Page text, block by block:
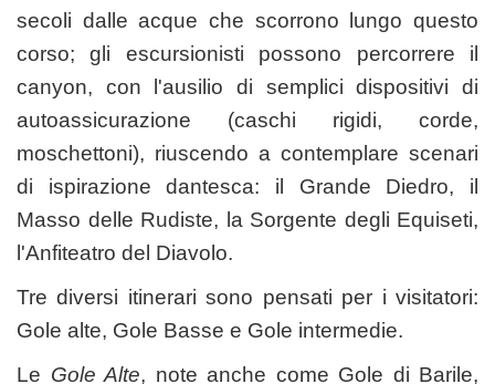
secoli dalle acque che scorrono lungo questo
corso; gli escursionisti possono percorrere il
canyon, con l'ausilio di semplici dispositivi di
autoassicurazione (caschi rigidi, corde,
moschettoni), riuscendo a contemplare scenari
di ispirazione dantesca: il Grande Diedro, il
Masso delle Rudiste, la Sorgente degli Equiseti,
l'Anfiteatro del Diavolo.
Tre diversi itinerari sono pensati per i visitatori:
Gole alte, Gole Basse e Gole intermedie.
Le Gole Alte, note anche come Gole di Barile,